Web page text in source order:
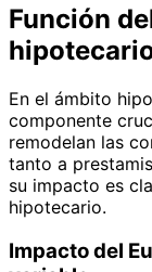
Función
En el ámbito
componente
remodelan las
tanto a
su impacto es
hipotecario.
Impacto del